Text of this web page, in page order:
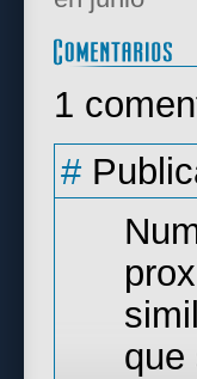
1
#
que